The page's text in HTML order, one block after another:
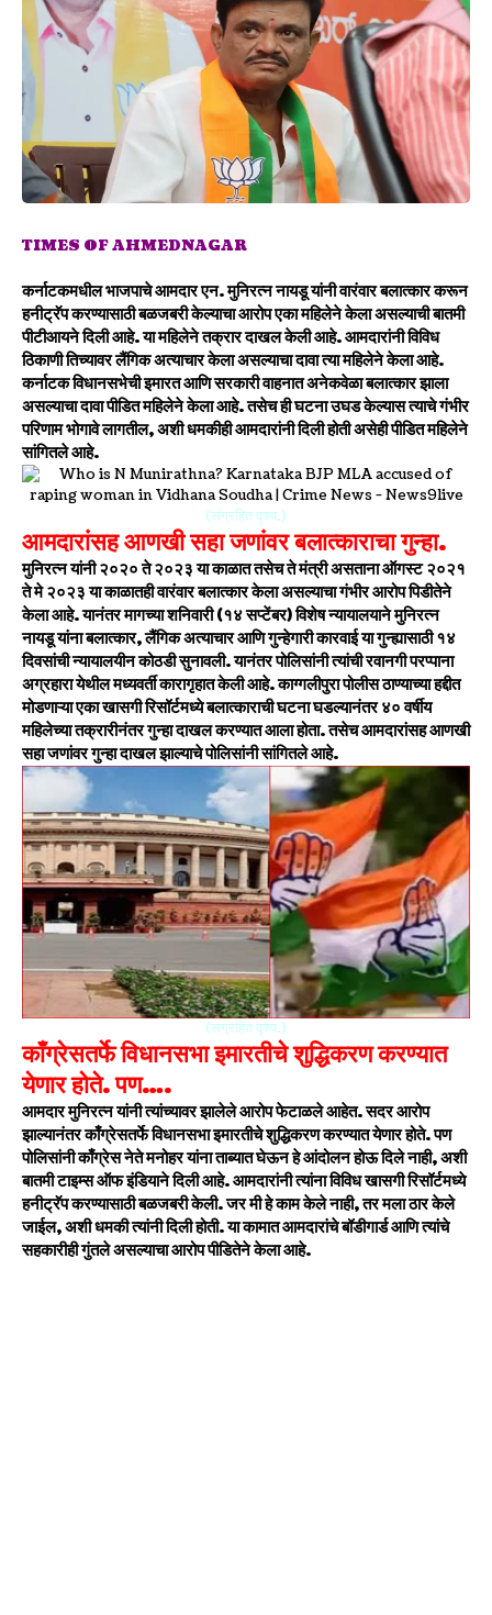
TIMES OF AHMEDNAGAR
कर्नाटकमधील भाजपाचे आमदार एन. मुनिरत्न नायडू यांनी वारंवार बलात्कार करून
हनीट्रॅप करण्यासाठी बळजबरी केल्याचा आरोप एका महिलेने केला असल्याची बातमी
पीटीआयने दिली आहे. या महिलेने तक्रार दाखल केली आहे. आमदारांनी विविध
ठिकाणी तिच्यावर लैंगिक अत्याचार केला असल्याचादावा त्या महिलेने केला आहे.
कर्नाटक विधानसभेची इमारत आणि सरकारी वाहनात अनेकवेळा बलात्कार झाला
असल्याचा दावा पीडित महिलेने केला आहे. तसेच ही घटना उघड केल्यास त्याचे गंभीर
परिणाम भोगावे लागतील, अशी धमकीही आमदारांनी दिली होती असेही पीडित महिलेने
सांगितले आहे.
(संग्रहित दृश्य.)
आमदारांसह आणखी सहा जणांवर बलात्काराचा गुन्हा.
मुनिरत्न यांनी २०२० ते २०२३ या काळात तसेच ते मंत्री असताना ऑगस्ट २०२१
ते मे २०२३ या काळातही वारंवार बलात्कार केला असल्याचा गंभीर आरोप पिडीतेने
केला आहे. यानंतर मागच्या शनिवारी (१४ सप्टेंबर) विशेष न्यायालयाने मुनिरत्न
नायडू यांना बलात्कार, लैंगिक अत्याचार आणि गुन्हेगारी कारवाई या गुन्ह्यासाठी १४
दिवसांची न्यायालयीन कोठडी सुनावली. यानंतर पोलिसांनी त्यांची रवानगी परप्पाना
अग्रहारा येथील मध्यवर्ती कारागृहात केली आहे.काग्गलीपुरा पोलीस ठाण्याच्या हद्दीत
मोडणाऱ्या एका खासगी रिसॉर्टमध्ये बलात्काराची घटना घडल्यानंतर ४० वर्षीय
महिलेच्या तक्रारीनंतर गुन्हा दाखल करण्यात आला होता. तसेच आमदारांसह आणखी
सहा जणांवर गुन्हा दाखल झाल्याचे पोलिसांनी सांगितले आहे.
(संग्रहित दृश्य.)
काँग्रेसतर्फे विधानसभा इमारतीचे शुद्धिकरण करण्यात
येणार होते. पण….
आमदार मुनिरत्न यांनी त्यांच्यावर झालेले आरोप फेटाळले आहेत. सदर आरोप
झाल्यानंतर काँग्रेसतर्फे विधानसभा इमारतीचे शुद्धिकरण करण्यात येणार होते. पण
पोलिसांनी काँग्रेस नेते मनोहर यांना ताब्यात घेऊन हे आंदोलन होऊ दिले नाही, अशी
बातमी टाइम्स ऑफ इंडियाने दिली आहे. आमदारांनी त्यांना विविध खासगी रिसॉर्टमध्ये
हनीट्रॅप करण्यासाठी बळजबरी केली. जर मी हे काम केले नाही, तर मला ठार केले
जाईल, अशी धमकी त्यांनी दिली होती. या कामात आमदारांचे बॉडीगार्ड आणि त्यांचे
सहकारीही गुंतले असल्याचा आरोप पीडितेने केला आहे.